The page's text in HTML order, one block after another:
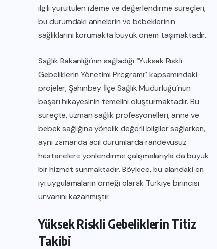
ilgili yürütülen izleme ve değerlendirme süreçleri,
bu durumdaki annelerin ve bebeklerinin
sağlıklarını korumakta büyük önem taşımaktadır.
Sağlık Bakanlığı’nın sağladığı “Yüksek Riskli
Gebeliklerin Yönetimi Programı” kapsamındaki
projeler, Şahinbey İlçe Sağlık Müdürlüğü’nün
başarı hikayesinin temelini oluşturmaktadır. Bu
süreçte, uzman sağlık profesyonelleri, anne ve
bebek sağlığına yönelik değerli bilgiler sağlarken,
aynı zamanda acil durumlarda randevusuz
hastanelere yönlendirme çalışmalarıyla da büyük
bir hizmet sunmaktadır. Böylece, bu alandaki en
iyi uygulamaların örneği olarak Türkiye birincisi
unvanını kazanmıştır.
Yüksek Riskli Gebeliklerin Titiz
Takibi